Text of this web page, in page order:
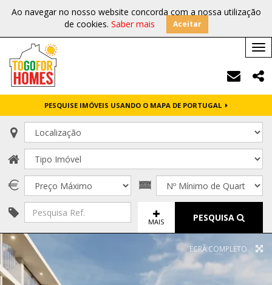
Ao navegar no nosso website concorda com a nossa utilização
de cookies. Saber mais Aceitar
PESQUISE IMÓVEIS USANDO O MAPA DE PORTUGAL
MAIS PESQUISA
ECRÃ COMPLETO